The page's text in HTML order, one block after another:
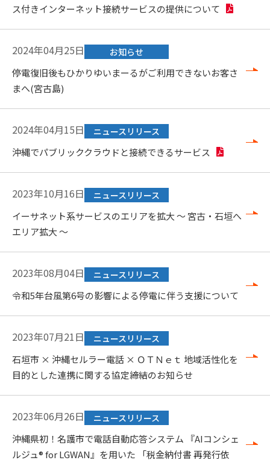
ス付きインターネット接続サービスの提供について
2024年04月25日 お知らせ
停電復旧後もひかりゆいまーるがご利用できないお客さ
まへ(宮古島)
2024年04月15日 ニュースリリース
沖縄でパブリッククラウドと接続できるサービス
2023年10月16日 ニュースリリース
イーサネット系サービスのエリアを拡大 ～ 宮古・石垣へ
エリア拡大 ～
2023年08月04日 ニュースリリース
令和5年台風第6号の影響による停電に伴う支援について
2023年07月21日 ニュースリリース
石垣市 × 沖縄セルラー電話 × ＯＴＮｅｔ 地域活性化を
目的とした連携に関する協定締結のお知らせ
2023年06月26日 ニュースリリース
沖縄県初！名護市で電話自動応答システム 『AIコンシェ
ルジュ® for LGWAN』を用いた 「税金納付書 再発行依